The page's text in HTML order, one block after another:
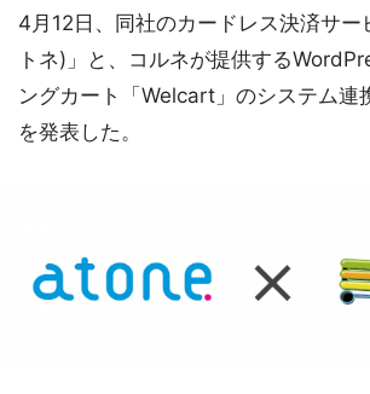
4月12日、同社のカードレス決済サ
トネ)」と、コルネが提供する
ングカート「Welcart」のシステム連
を発表した。